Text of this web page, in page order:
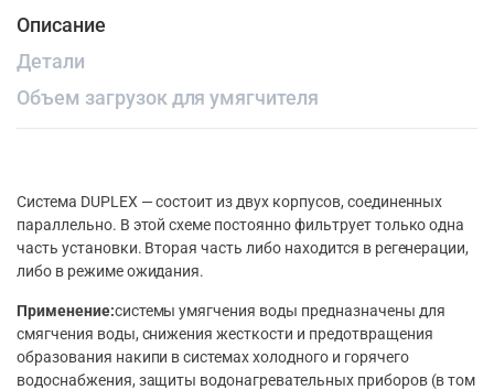
Описание
Детали
Объем загрузок для умягчителя
Система DUPLEX — состоит из двух корпусов, соединенных
параллельно. В этой схеме постоянно фильтрует только одна
часть установки. Вторая часть либо находится в регенерации,
либо в режиме ожидания.
Применение:системы умягчения воды предназначены для
смягчения воды, снижения жесткости и предотвращения
образования накипи в системах холодного и горячего
водоснабжения, защиты водонагревательных приборов (в том